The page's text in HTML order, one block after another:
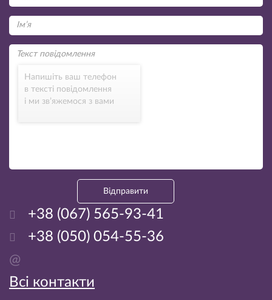
Напишіть ваш телефон
в тексті повідомлення
і ми зв’яжемося з вами
Відправити
+38 (067) 565-93-41
+38 (050) 054-55-36
@
Всі контакти